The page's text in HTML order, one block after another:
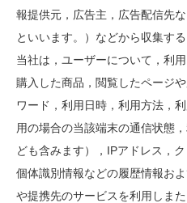
報提供元，広告主，広告配信先
といいます。）などから収集する
当社は，ユーザーについて，利
購入した商品，閲覧したページ
ワード，利用日時，利用方法，
用の場合の当該端末の通信状態
ども含みます），IPアドレス，
個体識別情報などの履歴情報お
や提携先のサービスを利用しま